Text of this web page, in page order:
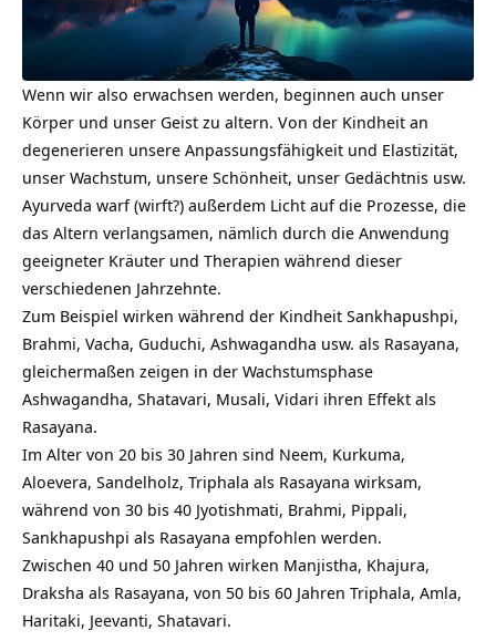
Wenn wir also erwachsen werden, beginnen auch unser
Körper und unser Geist zu altern. Von der Kindheit an
degenerieren unsere Anpassungsfähigkeit und Elastizität,
unser Wachstum, unsere Schönheit, unser Gedächtnis usw.
Ayurveda warf (wirft?) außerdem Licht auf die Prozesse, die
das Altern verlangsamen, nämlich durch die Anwendung
geeigneter Kräuter und Therapien während dieser
verschiedenen Jahrzehnte.
Zum Beispiel wirken während der Kindheit Sankhapushpi,
Brahmi, Vacha, Guduchi, Ashwagandha usw. als Rasayana,
gleichermaßen zeigen in der Wachstumsphase
Ashwagandha, Shatavari, Musali, Vidari ihren Effekt als
Rasayana.
Im Alter von 20 bis 30 Jahren sind Neem, Kurkuma,
Aloevera, Sandelholz, Triphala als Rasayana wirksam,
während von 30 bis 40 Jyotishmati, Brahmi, Pippali,
Sankhapushpi als Rasayana empfohlen werden.
Zwischen 40 und 50 Jahren wirken Manjistha, Khajura,
Draksha als Rasayana, von 50 bis 60 Jahren Triphala, Amla,
Haritaki, Jeevanti, Shatavari.